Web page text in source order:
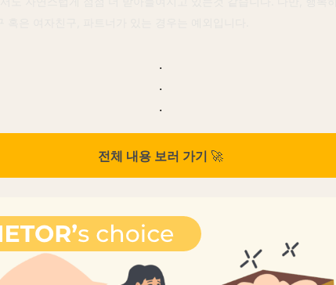
.
.
.
전체 내용 보러 가기 🚀